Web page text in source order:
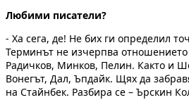
Любими писатели?
- Ха сега, де! Не бих ги определил
Терминът не изчерпва
Радичков, Минков, Пелин. Както и
Вонегът, Дал, Ъпдайк. Щях да
на Стайнбек. Разбира се – Ърскин